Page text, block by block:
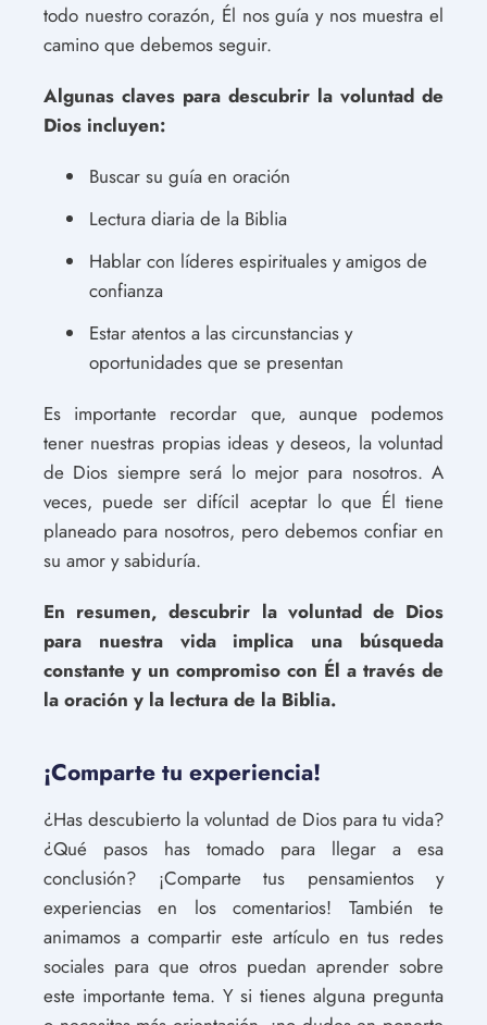
todo nuestro corazón, Él nos guía y nos muestra el
camino que debemos seguir.
Algunas claves para descubrir la voluntad de
Dios incluyen:
Buscar su guía en oración
Lectura diaria de la Biblia
Hablar con líderes espirituales y amigos de
confianza
Estar atentos a las circunstancias y
oportunidades que se presentan
Es importante recordar que, aunque podemos
tener nuestras propias ideas y deseos, la voluntad
de Dios siempre será lo mejor para nosotros. A
veces, puede ser difícil aceptar lo que Él tiene
planeado para nosotros, pero debemos confiar en
su amor y sabiduría.
En resumen, descubrir la voluntad de Dios
para nuestra vida implica una búsqueda
constante y un compromiso con Él a través de
la oración y la lectura de la Biblia.
¡Comparte tu experiencia!
¿Has descubierto la voluntad de Dios para tu vida?
¿Qué pasos has tomado para llegar a esa
conclusión? ¡Comparte tus pensamientos y
experiencias en los comentarios! También te
animamos a compartir este artículo en tus redes
sociales para que otros puedan aprender sobre
este importante tema. Y si tienes alguna pregunta